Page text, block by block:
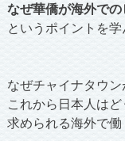
なぜ華僑が海外で
というポイントを学
なぜチャイナタウ
これから日本人は
求められる海外で働